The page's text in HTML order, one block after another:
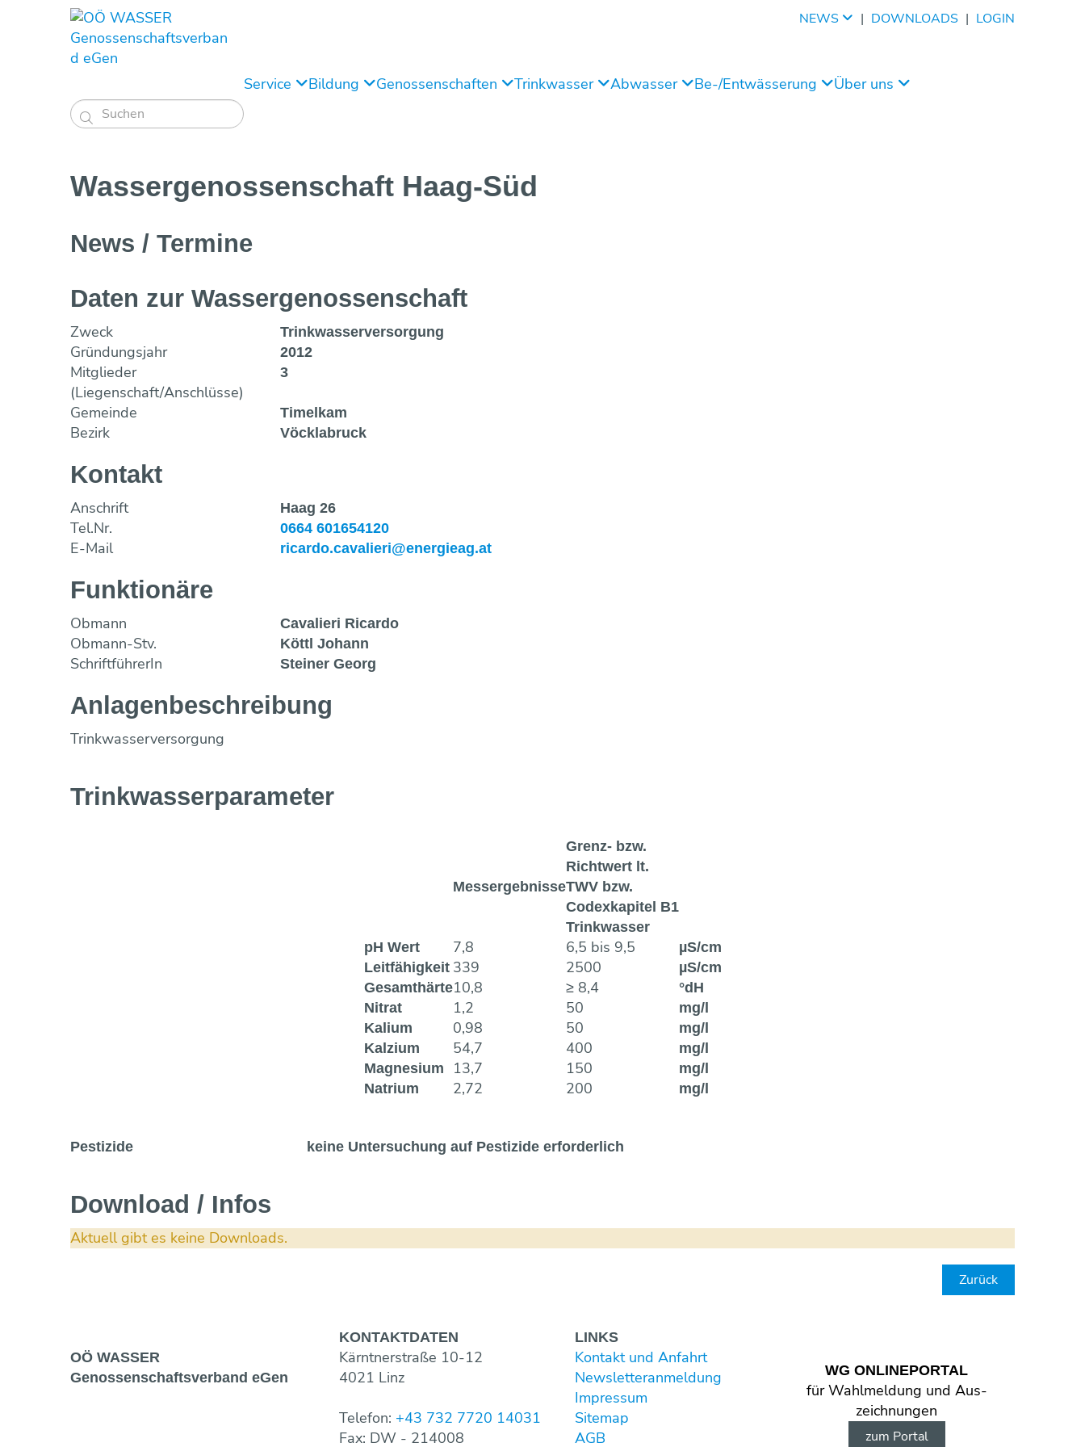
NEWS | DOWNLOADS | LOGIN
Service Bildung Genossenschaften Trinkwasser Abwasser Be-/Entwässerung Über uns

Wassergenossen­schaft Haag-Süd
News / Termine
Daten zur Wasser­genossen­schaft
Zweck Trinkwasserversorgung
Gründungsjahr 2012
Mitglieder
(Liegenschaft/Anschlüsse)
3
Gemeinde Timelkam
Bezirk Vöcklabruck
Kontakt
Anschrift Haag 26
Tel.Nr. 0664 601654120
E-Mail ricardo.cavalieri@energieag.at
Funktionäre
Obmann Cavalieri Ricardo
Obmann-Stv. Köttl Johann
SchriftführerIn Steiner Georg
Anlagen­beschreibung
Trinkwasserversorgung
Trinkwasser­parameter
Messergebnisse
Grenz- bzw.
Richtwert lt.
TWV bzw.
Codexkapitel B1
Trinkwasser
pH Wert
7,8 6,5 bis 9,5
µS/cm
Leitfähigkeit 339 2500
µS/cm
Gesamthärte10,8 ≥ 8,4
°dH
Nitrat
1,2 50
mg/l
Kalium
0,98 50
mg/l
Kalzium
54,7 400
mg/l
Magnesium
13,7 150
mg/l
Natrium
2,72 200 mg/l
Pestizide keine Untersuchung auf Pestizide erforderlich
Download / Infos
Aktuell gibt es keine Downloads.
Zurück
OÖ WASSER
Genossen­schaftsverband eGen
KONTAKT­DATEN
Kärntnerstraße 10-12
4021 Linz
Telefon: +43 732 7720 14031
Fax: DW - 214008
LINKS
Kontakt und Anfahrt
Newsletter­anmeldung
Impressum
Sitemap
AGB
WG ONLINE­PORTAL
für Wahl­meldung und Aus­
zeichnungen
zum Portal